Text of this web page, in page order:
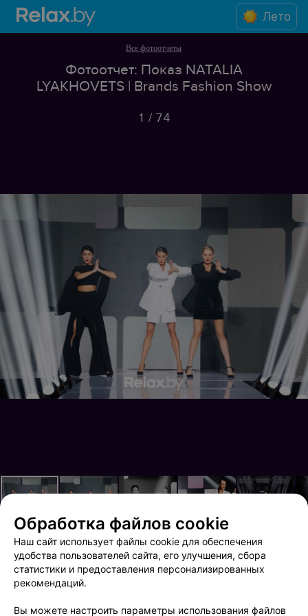
Лето
Все фотоотчеты
Фотоотчет: Показ NATALIA
LYAKHOVETS | Brands Fashion Show
1 / 74
Показ PAR и O bag | Brands Fashion Show
Обработка файлов cookie
Наш сайт использует файлы cookie для обеспечения
удобства пользователей сайта, его улучшения, сбора
статистики и предоставления персонализированных
рекомендаций.
Вы можете настроить параметры использования файлов